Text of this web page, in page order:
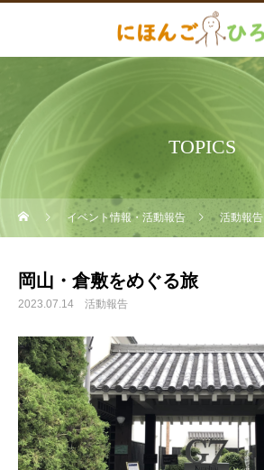
TOPICS
イベント情報・活動報告 活動報告
岡山・倉敷をめぐる旅
2023.07.14 活動報告